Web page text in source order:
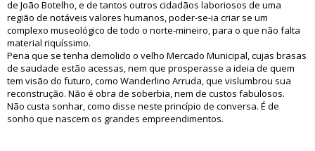
de João Botelho, e de tantos outros cidadãos laboriosos de uma
região de notáveis valores humanos, poder-se-ia criar se um
complexo museológico de todo o norte-mineiro, para o que não falta
material riquíssimo.
Pena que se tenha demolido o velho Mercado Municipal, cujas brasas
de saudade estão acessas, nem que prosperasse a ideia de quem
tem visão do futuro, como Wanderlino Arruda, que vislumbrou sua
reconstrução. Não é obra de soberbia, nem de custos fabulosos.
Não custa sonhar, como disse neste princípio de conversa. É de
sonho que nascem os grandes empreendimentos.